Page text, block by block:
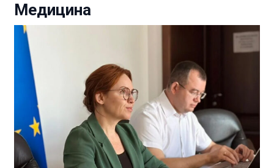
Медицина